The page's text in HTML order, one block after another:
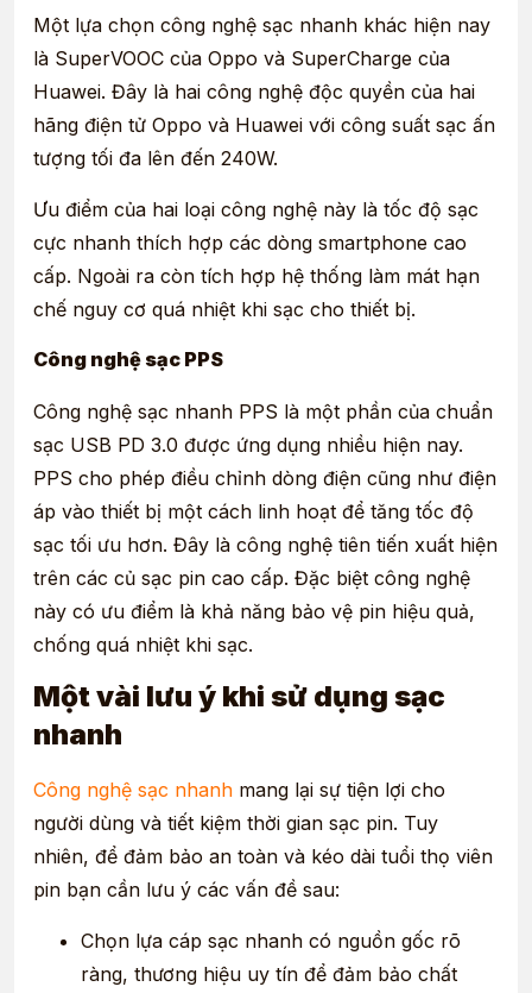
Một lựa chọn công nghệ sạc nhanh khác hiện nay
là SuperVOOC của Oppo và SuperCharge của
Huawei. Đây là hai công nghệ độc quyền của hai
hãng điện tử Oppo và Huawei với công suất sạc ấn
tượng tối đa lên đến 240W.
Ưu điểm của hai loại công nghệ này là tốc độ sạc
cực nhanh thích hợp các dòng smartphone cao
cấp. Ngoài ra còn tích hợp hệ thống làm mát hạn
chế nguy cơ quá nhiệt khi sạc cho thiết bị.
Công nghệ sạc PPS
Công nghệ sạc nhanh PPS là một phần của chuẩn
sạc USB PD 3.0 được ứng dụng nhiều hiện nay.
PPS cho phép điều chỉnh dòng điện cũng như điện
áp vào thiết bị một cách linh hoạt để tăng tốc độ
sạc tối ưu hơn. Đây là công nghệ tiên tiến xuất hiện
trên các củ sạc pin cao cấp. Đặc biệt công nghệ
này có ưu điểm là khả năng bảo vệ pin hiệu quả,
chống quá nhiệt khi sạc.
Một vài lưu ý khi sử dụng sạc
nhanh
Công nghệ sạc nhanh mang lại sự tiện lợi cho
người dùng và tiết kiệm thời gian sạc pin. Tuy
nhiên, để đảm bảo an toàn và kéo dài tuổi thọ viên
pin bạn cần lưu ý các vấn đề sau:
Chọn lựa cáp sạc nhanh có nguồn gốc rõ
ràng, thương hiệu uy tín để đảm bảo chất